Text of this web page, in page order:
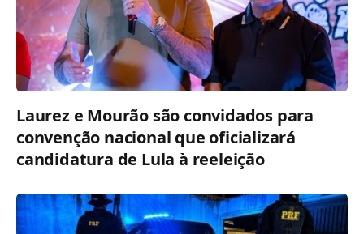
Laurez e Mourão são convidados para
convenção nacional que oficializará
candidatura de Lula à reeleição